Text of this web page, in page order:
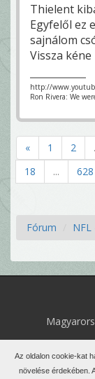
Thielent
Egyfelől ez
sajnálom
Vissza
http://
Ron Rivera: We
« 1 2
18
... 628
Fórum
Minden jog
Az oldalon cookie-kat
növelése érdekében.